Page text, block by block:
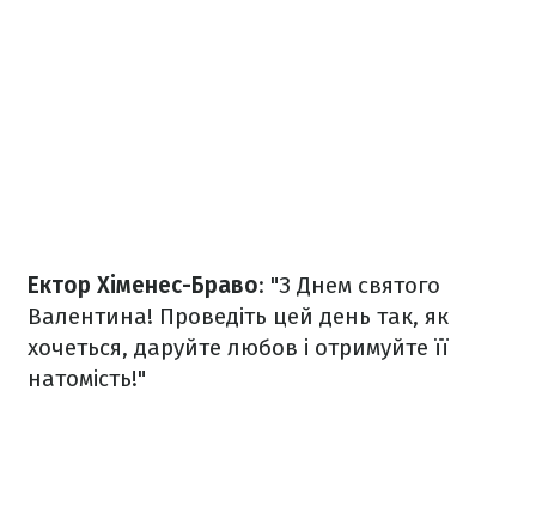
Ектор Хіменес-Браво: "З Днем святого
Валентина! Проведіть цей день так, як
хочеться, даруйте любов і отримуйте її
натомість!"